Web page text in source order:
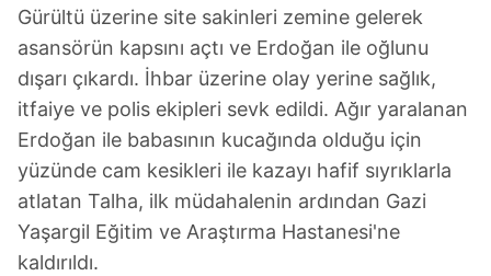
Gürültü üzerine site sakinleri zemine gelerek
asansörün kapsını açtı ve Erdoğan ile oğlunu
dışarı çıkardı. İhbar üzerine olay yerine sağlık,
itfaiye ve polis ekipleri sevk edildi. Ağır yaralanan
Erdoğan ile babasının kucağında olduğu için
yüzünde cam kesikleri ile kazayı hafif sıyrıklarla
atlatan Talha, ilk müdahalenin ardından Gazi
Yaşargil Eğitim ve Araştırma Hastanesi'ne
kaldırıldı.